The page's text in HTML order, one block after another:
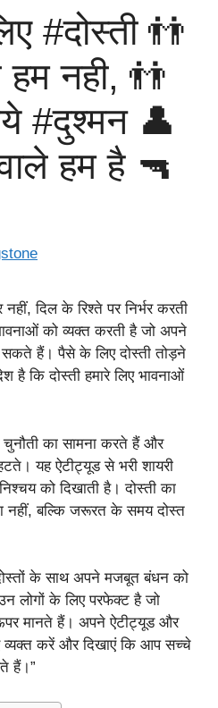
#दोस्ती 👬
हम नही, 👬
#दुश्मन 👤
हम है 🔫
नहीं, दिल के रिश्ते पर निर्भर करती
को व्यक्त करती है जो अपने
हैं। पैसे के लिए दोस्ती तोड़ने
है कि दोस्ती हमारे लिए भावनाओं
चुनौती का सामना करते हैं और
यह ऐटीट्यूड से भरी शायरी
को दिखाती है। दोस्ती का
नहीं, बल्कि जरूरत के समय दोस्त
के साथ अपने मजबूत बंधन को
लोगों के लिए परफेक्ट है जो
मानते हैं। अपने ऐटीट्यूड और
व्यक्त करें और दिखाएं कि आप सच्चे
हैं।”